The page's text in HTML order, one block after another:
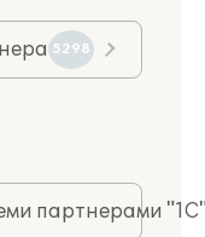
5298
партнерами